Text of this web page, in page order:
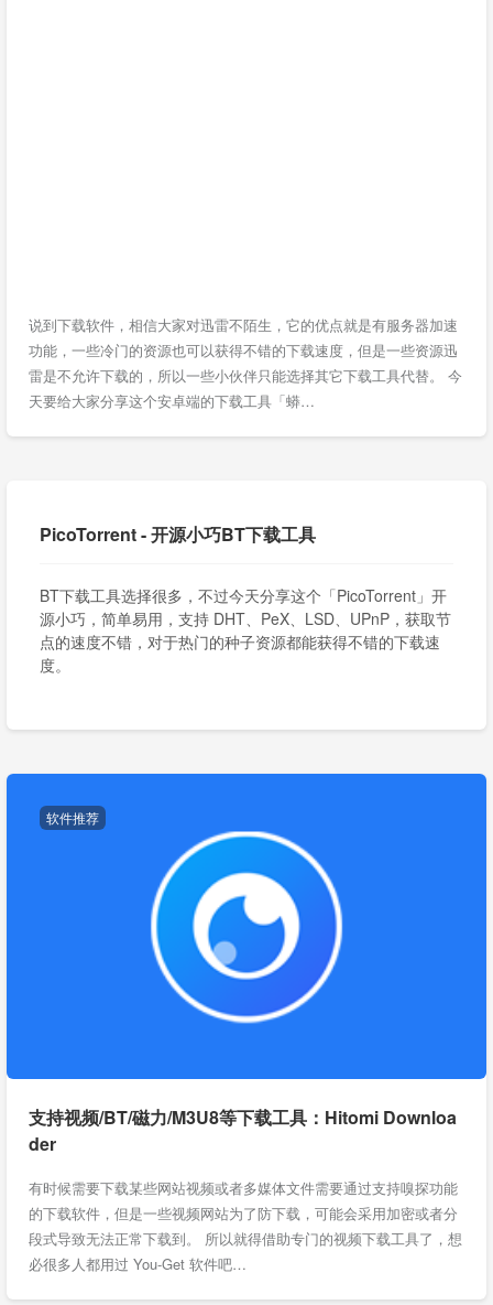
说到下载软件，相信大家对迅雷不陌生，它的优点就是有服务器加速
功能，一些冷门的资源也可以获得不错的下载速度，但是一些资源迅
雷是不允许下载的，所以一些小伙伴只能选择其它下载工具代替。 今
天要给大家分享这个安卓端的下载工具「蟒…
PicoTorrent - 开源小巧BT下载工具
BT下载工具选择很多，不过今天分享这个「PicoTorrent」开
源小巧，简单易用，支持 DHT、PeX、LSD、UPnP，获取节
点的速度不错，对于热门的种子资源都能获得不错的下载速
度。
软件推荐
支持视频/BT/磁力/M3U8等下载工具：Hitomi Downloa
der
有时候需要下载某些网站视频或者多媒体文件需要通过支持嗅探功能
的下载软件，但是一些视频网站为了防下载，可能会采用加密或者分
段式导致无法正常下载到。 所以就得借助专门的视频下载工具了，想
必很多人都用过 You-Get 软件吧…